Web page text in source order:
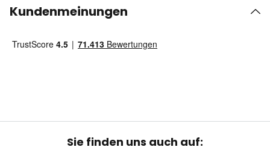
Kundenmeinungen
Sie finden uns auch auf: